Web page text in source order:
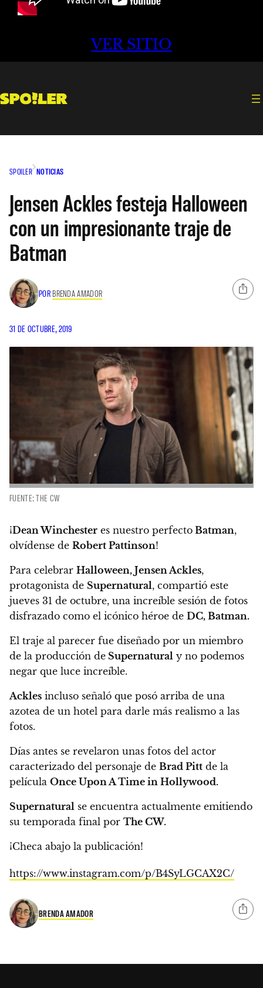
VER SITIO
SPOILER NOTICIAS
Jensen Ackles festeja Halloween
con un impresionante traje de
Batman
POR BRENDA AMADOR
31 DE OCTUBRE, 2019
FUENTE: THE CW
¡Dean Winchester es nuestro perfecto Batman,
olvídense de Robert Pattinson!
Para celebrar Halloween, Jensen Ackles,
protagonista de Supernatural, compartió este
jueves 31 de octubre, una increíble sesión de fotos
disfrazado como el icónico héroe de DC, Batman.
El traje al parecer fue diseñado por un miembro
de la producción de Supernatural y no podemos
negar que luce increíble.
Ackles incluso señaló que posó arriba de una
azotea de un hotel para darle más realismo a las
fotos.
Días antes se revelaron unas fotos del actor
caracterizado del personaje de Brad Pitt de la
película Once Upon A Time in Hollywood.
Supernatural se encuentra actualmente emitiendo
su temporada final por The CW.
¡Checa abajo la publicación!
https://www.instagram.com/p/B4SyLGCAX2C/
BRENDA AMADOR